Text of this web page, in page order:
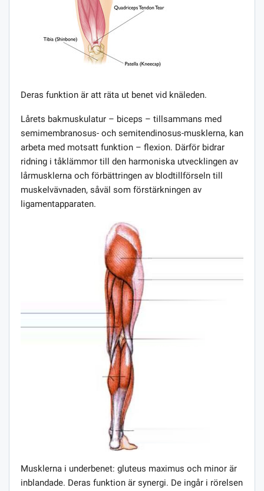
Deras funktion är att räta ut benet vid knäleden.
Lårets bakmuskulatur – biceps – tillsammans med
semimembranosus- och semitendinosus-musklerna, kan
arbeta med motsatt funktion – flexion. Därför bidrar
ridning i tåklämmor till den harmoniska utvecklingen av
lårmusklerna och förbättringen av blodtillförseln till
muskelvävnaden, såväl som förstärkningen av
ligamentapparaten.
Musklerna i underbenet: gluteus maximus och minor är
inblandade. Deras funktion är synergi. De ingår i rörelsen